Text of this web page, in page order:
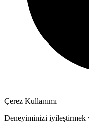
Çerez Kullanımı
Deneyiminizi iyileştirmek